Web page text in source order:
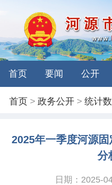
首页 要闻 公开
首页 >政务公开 >统计
2025年一季度河源
分
日期：2025-